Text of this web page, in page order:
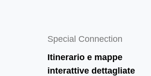
Special Connection
Itinerario e mappe
interattive dettagliate